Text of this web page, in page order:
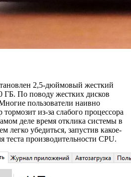
2,5-дюймовый жесткий
ГБ. По поводу жестких дисков
пользователи наивно
из-за слабого процессора
деле время отклика системы в
легко убедиться, запустив какое-
производительности CPU.